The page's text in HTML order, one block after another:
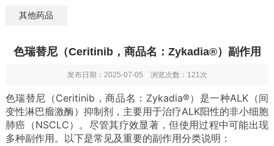
其他药品
色瑞替尼（Ceritinib，商品名：Zykadia®）副作用
发布日期：2025-07-05 浏览次数： 121次
色瑞替尼（Ceritinib，商品名：Zykadia®）是一种ALK（间
变性淋巴瘤激酶）抑制剂，主要用于治疗ALK阳性的非小细胞
肺癌（NSCLC）。尽管其疗效显著，但使用过程中可能出现
多种副作用。以下是常见及重要的副作用分类说明：